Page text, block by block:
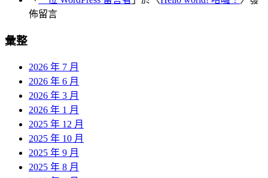
佈留言
彙整
2026 年 7 月
2026 年 6 月
2026 年 3 月
2026 年 1 月
2025 年 12 月
2025 年 10 月
2025 年 9 月
2025 年 8 月